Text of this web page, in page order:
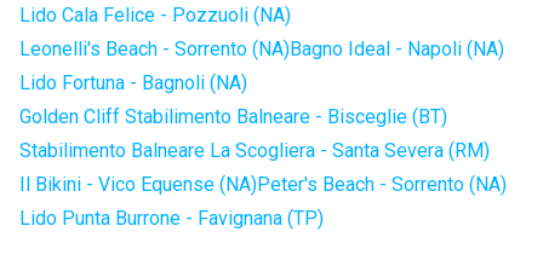
Lido Cala Felice - Pozzuoli (NA)
Leonelli's Beach - Sorrento (NA)Bagno Ideal - Napoli (NA)
Lido Fortuna - Bagnoli (NA)
Golden Cliff Stabilimento Balneare - Bisceglie (BT)
Stabilimento Balneare La Scogliera - Santa Severa (RM)
Il Bikini - Vico Equense (NA)Peter's Beach - Sorrento (NA)
Lido Punta Burrone - Favignana (TP)